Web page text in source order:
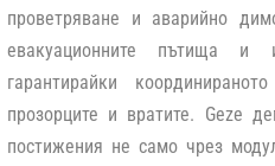
проветряване и аварийно
евакуационните пътища и
гарантирайки
прозорците и вратите. Geze
постижения не само чрез